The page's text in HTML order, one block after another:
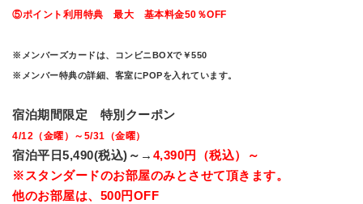
⑤ポイント利用特典 最大 基本料金50％OFF
※メンバーズカードは、コンビニBOXで￥550
※メンバー特典の詳細、客室にPOPを入れています。
宿泊期間限定 特別クーポン
4/12（金曜）～5/31（金曜）
宿泊平日5,490(税込)～→ 4,390円（税込）～
※スタンダードのお部屋のみとさせて頂きます。
他のお部屋は、500円OFF